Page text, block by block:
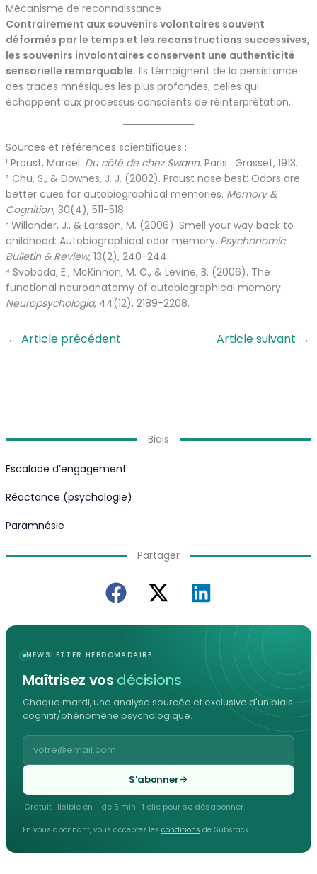
Mécanisme de reconnaissance
Contrairement aux souvenirs volontaires souvent
déformés par le temps et les reconstructions successives,
les souvenirs involontaires conservent une authenticité
sensorielle remarquable. Ils témoignent de la persistance
des traces mnésiques les plus profondes, celles qui
échappent aux processus conscients de réinterprétation.
Sources et références scientifiques :
¹ Proust, Marcel. Du côté de chez Swann. Paris : Grasset, 1913.
² Chu, S., & Downes, J. J. (2002). Proust nose best: Odors are
better cues for autobiographical memories. Memory &
Cognition, 30(4), 511-518.
³ Willander, J., & Larsson, M. (2006). Smell your way back to
childhood: Autobiographical odor memory. Psychonomic
Bulletin & Review, 13(2), 240-244.
⁴ Svoboda, E., McKinnon, M. C., & Levine, B. (2006). The
functional neuroanatomy of autobiographical memory.
Neuropsychologia, 44(12), 2189-2208.
← Article précédent Article suivant →
Biais
Escalade d’engagement
Réactance (psychologie)
Paramnésie
Partager
NEWSLETTER HEBDOMADAIRE
Maîtrisez vos décisions
Chaque mardi, une analyse sourcée et exclusive d'un biais
cognitif/phénomène psychologique.
S'abonner
Gratuit · lisible en - de 5 min · 1 clic pour se désabonner.
En vous abonnant, vous acceptez les conditions de Substack.